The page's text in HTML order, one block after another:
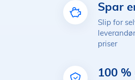
Spar
Slip for
priser
100